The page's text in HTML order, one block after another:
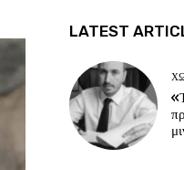
LATEST